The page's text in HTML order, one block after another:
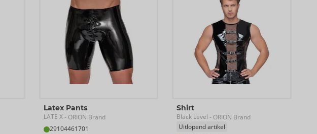
Latex Pants
LATE X- ORION Brand
29104461701
Shirt
Black Level - ORION Brand
Uitlopend artikel